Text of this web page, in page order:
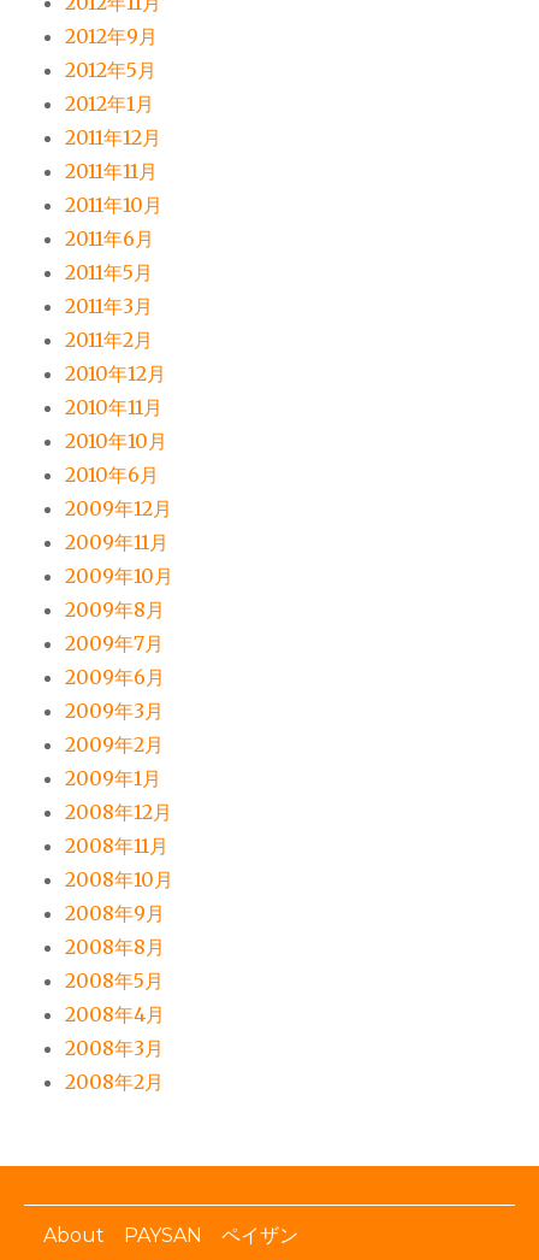
2012年9月
2012年5月
2012年1月
2011年12月
2011年11月
2011年10月
2011年6月
2011年5月
2011年3月
2011年2月
2010年12月
2010年11月
2010年10月
2010年6月
2009年12月
2009年11月
2009年10月
2009年8月
2009年7月
2009年6月
2009年3月
2009年2月
2009年1月
2008年12月
2008年11月
2008年10月
2008年9月
2008年8月
2008年5月
2008年4月
2008年3月
2008年2月
About PAYSAN ペイザン